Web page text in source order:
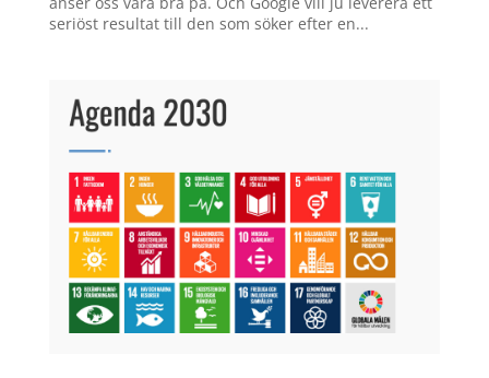
seriöst resultat till den som söker efter en...